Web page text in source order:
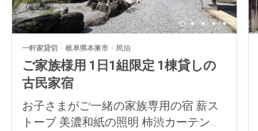
一軒家貸切 岐阜県本巣市 民泊
ご家族様用 1日1組限定 1棟貸しの
古民家宿
お子さまがご一緒の家族専用の宿 薪ス
トーブ 美濃和紙の照明 柿渋カーテンを